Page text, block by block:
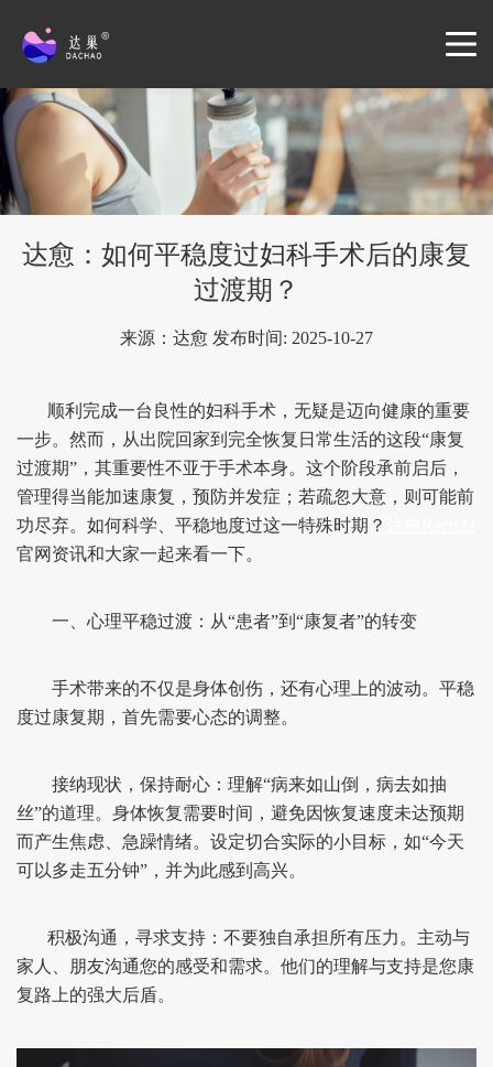
达愈：如何平稳度过妇科手术后的康复
过渡期？
来源：达愈 发布时间: 2025-10-27
顺利完成一台良性的妇科手术，无疑是迈向健康的重要
一步。然而，从出院回家到完全恢复日常生活的这段“康复
过渡期”，其重要性不亚于手术本身。这个阶段承前启后，
管理得当能加速康复，预防并发症；若疏忽大意，则可能前
功尽弃。如何科学、平稳地度过这一特殊时期？
官网资讯和大家一起来看一下。
一、心理平稳过渡：从“患者”到“康复者”的转变
手术带来的不仅是身体创伤，还有心理上的波动。平稳
度过康复期，首先需要心态的调整。
接纳现状，保持耐心：理解“病来如山倒，病去如抽
丝”的道理。身体恢复需要时间，避免因恢复速度未达预期
而产生焦虑、急躁情绪。设定切合实际的小目标，如“今天
可以多走五分钟”，并为此感到高兴。
积极沟通，寻求支持：不要独自承担所有压力。主动与
家人、朋友沟通您的感受和需求。他们的理解与支持是您康
复路上的强大后盾。